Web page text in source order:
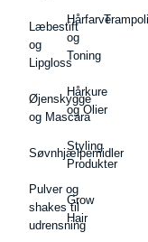
Læbestift
og
Lipgloss
Øjenskygge
og Mascara
Søvnhjælpemidler
Pulver og
shakes til
udrensning
Hårfarve
og
Toning
Hårkure
og Olier
Styling
Produkter
Grow
Hair